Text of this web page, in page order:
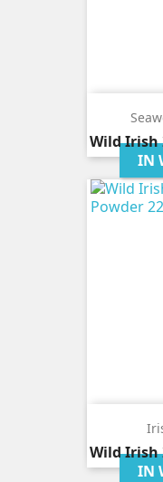
Wild Irish
IN
Wild Irish
IN